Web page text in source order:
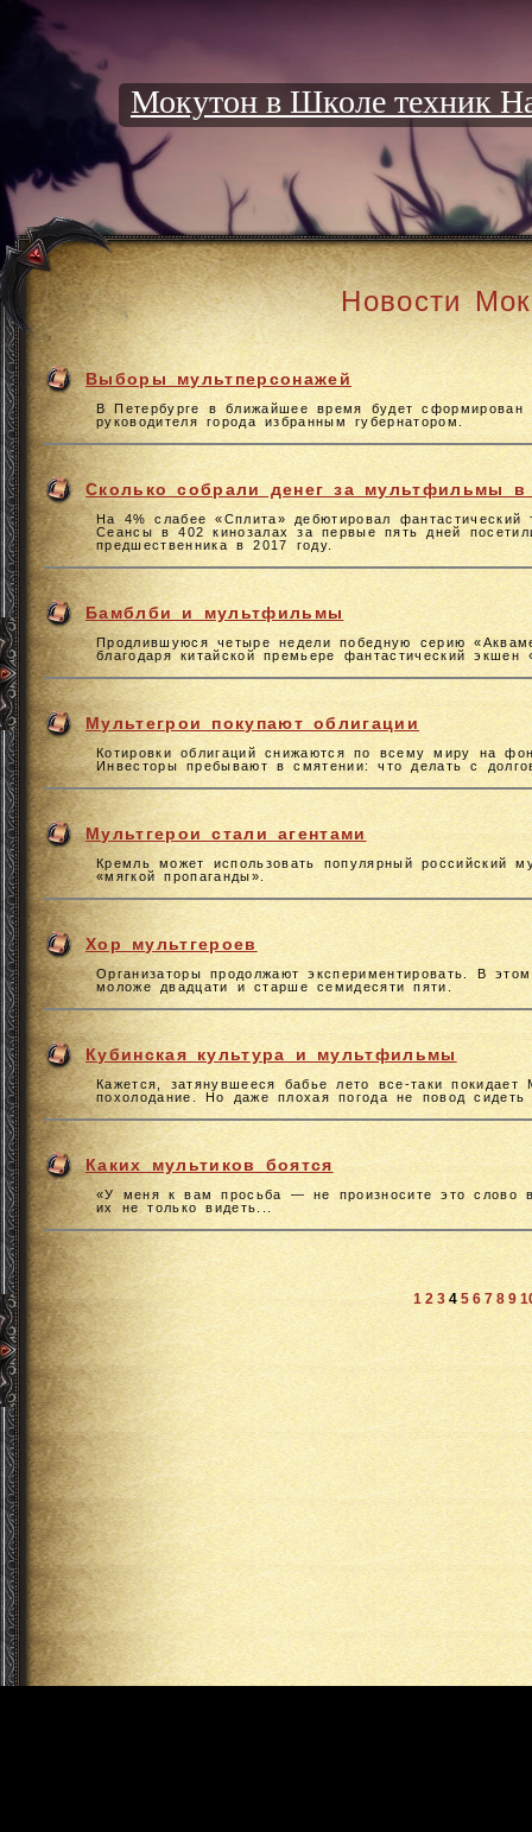
Мокутон в Школе техник
Новости
Выборы мультперсонажей
В Петербурге в ближайшее время будет сформирован
руководителя города избранным губернатором.
Сколько собрали денег за мультфильмы в
На 4% слабее «Сплита» дебютировал
Сеансы в 402 кинозалах за первые пять дней
предшественника в 2017 году.
Бамблби и мультфильмы
Продлившуюся четыре недели победную серию
благодаря китайской премьере фантастический экшен
Мультегрои покупают облигации
Котировки облигаций снижаются по всему миру на
Инвесторы пребывают в смятении: что делать с
Мультгерои стали агентами
Кремль может использовать популярный российский
«мягкой пропаганды».
Хор мультгероев
Организаторы продолжают экспериментировать. В
моложе двадцати и старше семидесяти пяти.
Кубинская культура и мультфильмы
Кажется, затянувшееся бабье лето все-таки
похолодание. Но даже плохая погода не повод
Каких мультиков боятся
«У меня к вам просьба — не произносите это слово
их не только видеть...
1 2 3 4 5 6 7 8 9